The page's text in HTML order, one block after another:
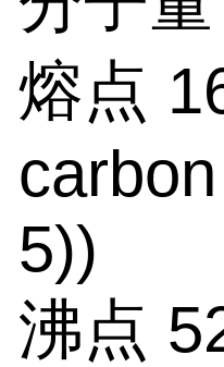
熔点
5))
沸点